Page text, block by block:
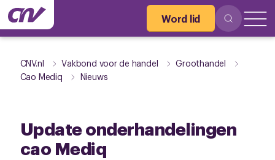
Word lid
CNV.nl Vakbond voor de handel
Groothandel
Cao Mediq
Nieuws
Update onderhandelingen
cao Mediq